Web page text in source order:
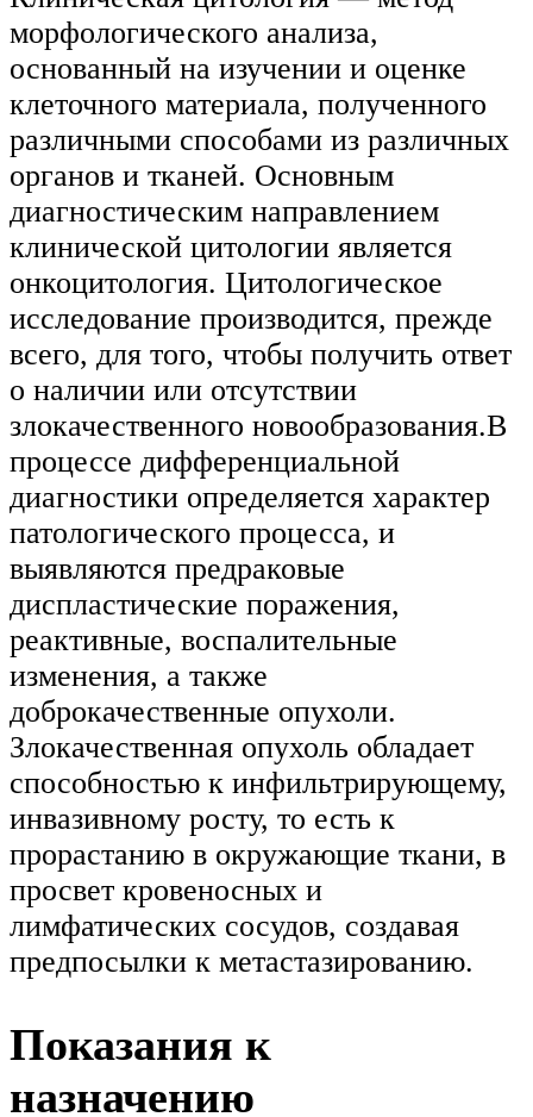
морфологического анализа,
основанный на изучении и оценке
клеточного материала, полученного
различными способами из различных
органов и тканей. Основным
диагностическим направлением
клинической цитологии является
онкоцитология. Цитологическое
исследование производится, прежде
всего, для того, чтобы получить ответ
о наличии или отсутствии
злокачественного новообразования.В
процессе дифференциальной
диагностики определяется характер
патологического процесса, и
выявляются предраковые
диспластические поражения,
реактивные, воспалительные
изменения, а также
доброкачественные опухоли.
Злокачественная опухоль обладает
способностью к инфильтрирующему,
инвазивному росту, то есть к
прорастанию в окружающие ткани, в
просвет кровеносных и
лимфатических сосудов, создавая
предпосылки к метастазированию.
Показания к
назначению